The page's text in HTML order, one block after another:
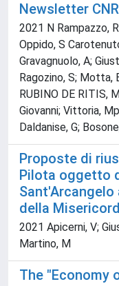
Newsletter
2021 N Rampazzo,
Oppido, S
Gravagnuolo, A;
Ragozino, S; Motta,
RUBINO DE RITIS,
Giovanni; Vittoria,
Daldanise, G;
Proposte di
Pilota oggetto
Sant'Arcangelo
della
2021 Apicerni, V;
Martino, M
The "Economy